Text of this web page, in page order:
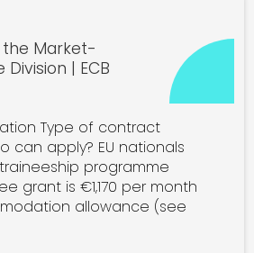
the Market-
| ECB
Type of contract
can apply? EU nationals
programme
grant is €1,170 per month
allowance (see